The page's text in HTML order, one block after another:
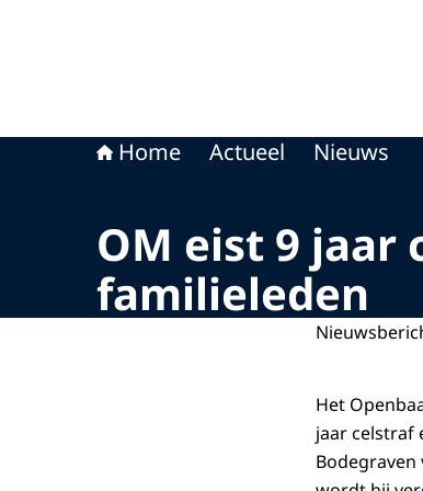
Home Actueel Nieuws
OM eist 9 jaar
familieleden
Het
jaar celstraf